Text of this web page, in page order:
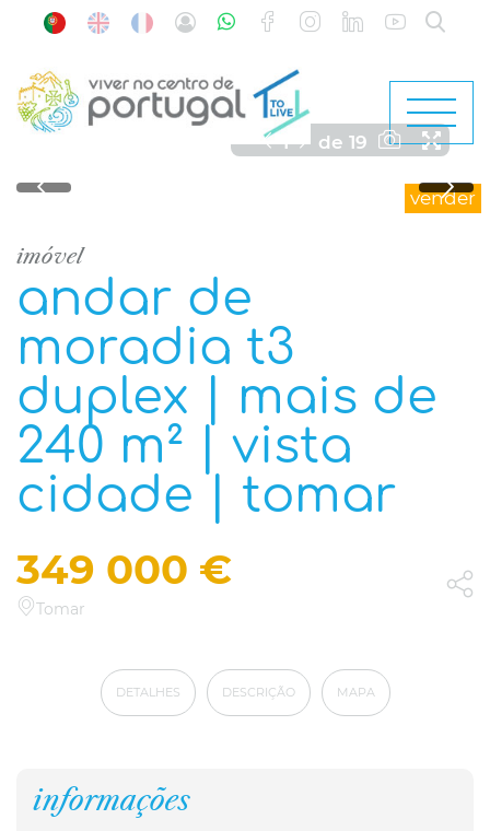
1 de 19
vender
imóvel
andar de
moradia t3
duplex | mais de
240 m² | vista
cidade | tomar
349 000 €
Tomar
DETALHES DESCRIÇÃO MAPA
informações